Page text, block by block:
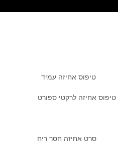
טיפוס אחיזה עמיד
טיפוס אחיזה לרקטי ספורט
סרט אחיזה חסר ריח